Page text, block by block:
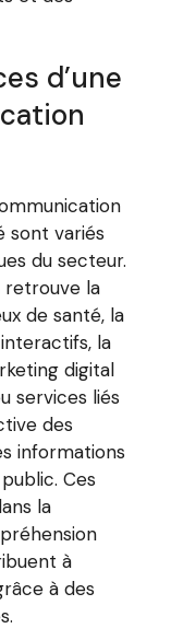
d’une
sont variés
du secteur.
retrouve la
de santé, la
la
digital
services liés
des
informations
Ces
la
à
à des